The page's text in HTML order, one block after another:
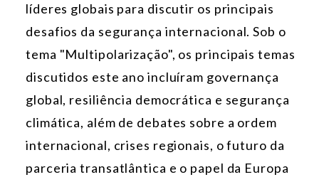
líderes globais para discutir os principais
desafios da segurança internacional. Sob o
tema "Multipolarização", os principais temas
discutidos este ano incluíram governança
global, resiliência democrática e segurança
climática, além de debates sobre a ordem
internacional, crises regionais, o futuro da
parceria transatlântica e o papel da Europa